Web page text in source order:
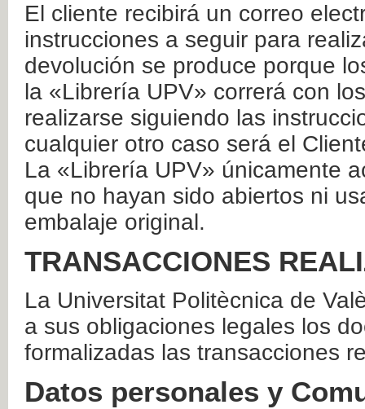
El cliente recibirá un correo
instrucciones a seguir para
devolución se produce porque
la «Librería UPV» correrá con
realizarse siguiendo las
cualquier otro caso será el
La «Librería UPV» únicamente
que no hayan sido abiertos ni
embalaje original.
TRANSACCIONES
La Universitat Politècnica de
a sus obligaciones legales los
formalizadas las transacciones
Datos personales y